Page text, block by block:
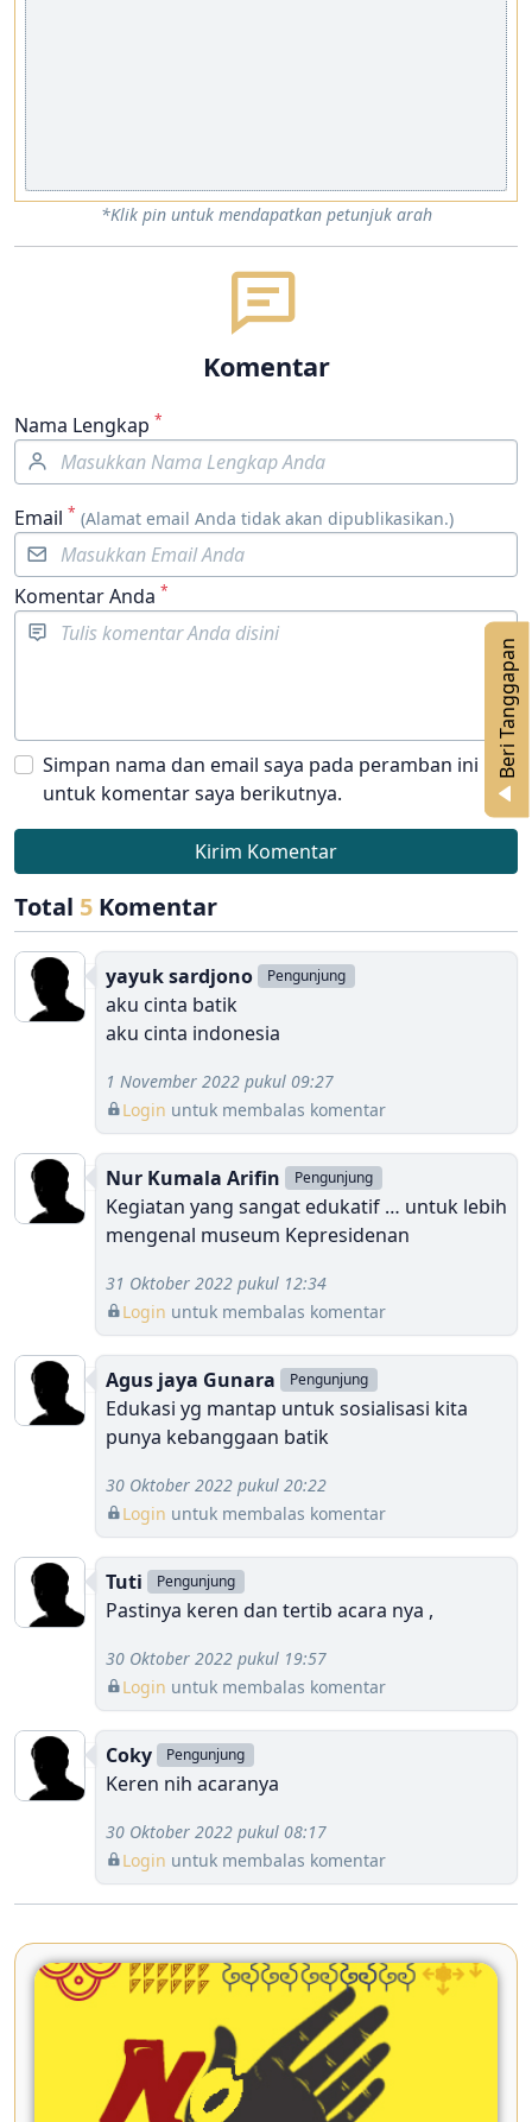
*Klik pin untuk mendapatkan petunjuk arah
Komentar
Nama Lengkap *
Email * (Alamat email Anda tidak akan dipublikasikan.)
Komentar Anda *
Simpan nama dan email saya pada peramban ini
untuk komentar saya berikutnya.
Kirim Komentar
Total 5 Komentar
yayuk sardjono Pengunjung
aku cinta batik
aku cinta indonesia
1 November 2022 pukul 09:27
Login untuk membalas komentar
Nur Kumala Arifin Pengunjung
Kegiatan yang sangat edukatif … untuk lebih
mengenal museum Kepresidenan
31 Oktober 2022 pukul 12:34
Login untuk membalas komentar
Agus jaya Gunara Pengunjung
Edukasi yg mantap untuk sosialisasi kita
punya kebanggaan batik
30 Oktober 2022 pukul 20:22
Login untuk membalas komentar
Tuti Pengunjung
Pastinya keren dan tertib acara nya ,
30 Oktober 2022 pukul 19:57
Login untuk membalas komentar
Coky Pengunjung
Keren nih acaranya
30 Oktober 2022 pukul 08:17
Login untuk membalas komentar
n